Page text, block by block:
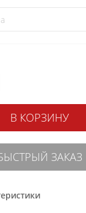
В КОРЗИНУ
ЗАКАЗ